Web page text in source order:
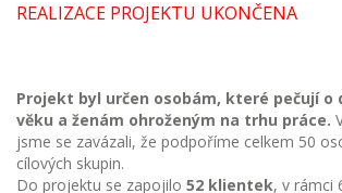
REALIZACE PROJEKTU UKONČENA
Projekt byl určen osobám, které pečují o
věku a ženám ohroženým na trhu práce.
jsme se zavázali, že podpoříme celkem 50
cílových skupin.
Do projektu se zapojilo 52 klientek, v rámci